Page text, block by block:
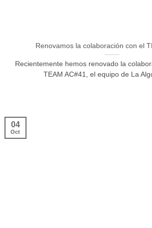
Renovamos la colaboración con el
Recientemente hemos renovado la
TEAM AC#41, el equipo de La
04
Oct